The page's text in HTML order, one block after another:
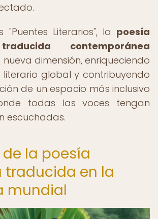
Literarios", la poesía
contemporánea
dimensión, enriqueciendo
global y contribuyendo
de un espacio más inclusivo
todas las voces tengan
escuchadas.
la poesía
traducida en la
mundial